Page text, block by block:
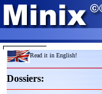
Read it in English!
Dossiers: